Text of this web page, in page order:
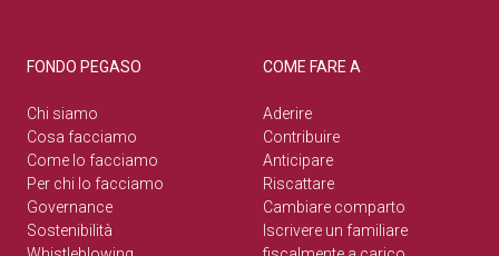
FONDO PEGASO
Chi siamo
Cosa facciamo
Come lo facciamo
Per chi lo facciamo
Governance
Sostenibilità
COME FARE A
Aderire
Contribuire
Anticipare
Riscattare
Cambiare comparto
Iscrivere un familiare